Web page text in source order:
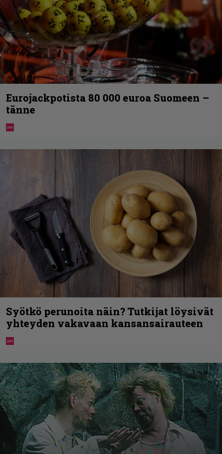
Eurojackpotista 80 000 euroa Suomeen –
tänne
Syötkö perunoita näin? Tutkijat löysivät
yhteyden vakavaan kansansairauteen